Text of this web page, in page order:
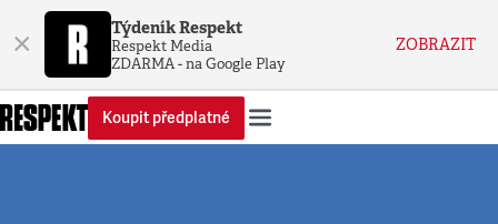
× Týdeník Respekt
Respekt Media
ZDARMA - na Google Play
ZOBRAZIT
Koupit předplatné